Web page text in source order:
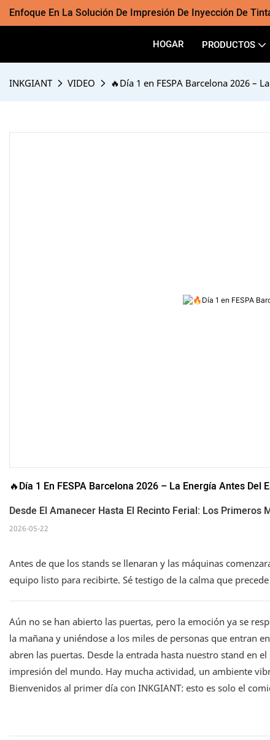
Enfoque En La Solución De Impresión De Inyección De
HOGAR PRODUCTOS
INKGIANT VIDEO 🔥Día 1 en FESPA Barcelona 2026 –
🔥Día 1 En FESPA Barcelona 2026 – La Energía Antes Del
Desde El Amanecer Hasta El Recinto Ferial: Los Primeros
2026-05-22
Antes de que los stands se llenaran y las máquinas
equipo listo para recibirte. Sé testigo de la calma que
Aún no se han abierto las puertas, pero la emoción ya se
la mañana y uniéndose a los miles de personas que entran
abren las puertas. Desde la entrada hasta nuestro stand en
impresión del mundo. Hay mucha actividad, un ambiente
Bienvenidos al primer día con INKGIANT: esto es solo el